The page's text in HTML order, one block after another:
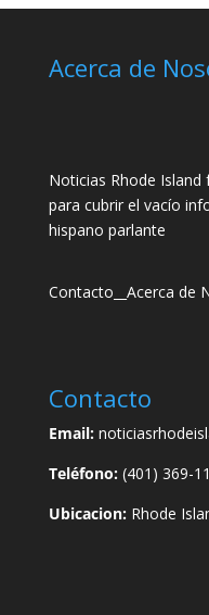
Acerca de
Noticias Rhode Island
para cubrir el vacío
hispano parlante
Contacto Acerca de
Contacto
Email:
Teléfono:(401) 369-
Ubicacion:Rhode